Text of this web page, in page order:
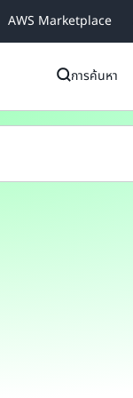
AWS Marketplace
การค้นหา